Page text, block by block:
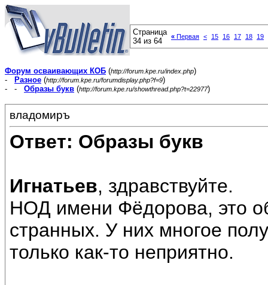
Страница
34 из 64
« Первая < 15 16 17 18 19
Форум осваивающих КОБ (http://forum.kpe.ru/index.php)
-
Разное (http://forum.kpe.ru/forumdisplay.php?f=9)
- - Образы букв (http://forum.kpe.ru/showthread.php?t=22977)
владомиръ
Ответ: Образы букв
Игнатьев, здравствуйте.
НОД имени Фёдорова, это
странных. У них многое
только как-то неприятно.